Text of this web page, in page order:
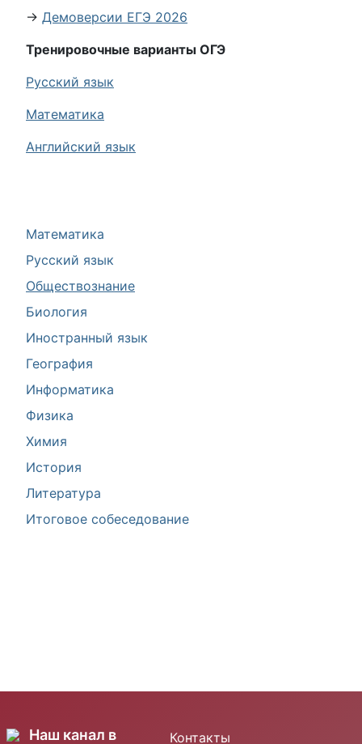
Математика
Русский язык
Обществознание
Биология
Иностранный язык
География
Информатика
Физика
Химия
История
Литература
Итоговое собеседование
→ Демоверсии ЕГЭ 2026
Тренировочные варианты ОГЭ
Русский язык
Математика
Английский язык
Наш канал в Контакты